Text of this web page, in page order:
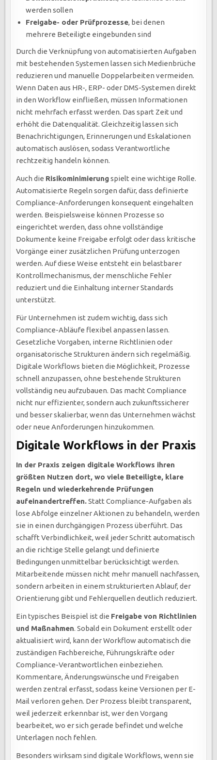
werden sollen
Freigabe- oder Prüfprozesse, bei denen
mehrere Beteiligte eingebunden sind
Durch die Verknüpfung von automatisierten Aufgaben
mit bestehenden Systemen lassen sich Medienbrüche
reduzieren und manuelle Doppelarbeiten vermeiden.
Wenn Daten aus HR-, ERP- oder DMS-Systemen direkt
in den Workflow einfließen, müssen Informationen
nicht mehrfach erfasst werden. Das spart Zeit und
erhöht die Datenqualität. Gleichzeitig lassen sich
Benachrichtigungen, Erinnerungen und Eskalationen
automatisch auslösen, sodass Verantwortliche
rechtzeitig handeln können.
Auch die Risikominimierungspielt eine wichtige Rolle.
Automatisierte Regeln sorgen dafür, dass definierte
Compliance-Anforderungen konsequent eingehalten
werden. Beispielsweise können Prozesse so
eingerichtet werden, dass ohne vollständige
Dokumente keine Freigabe erfolgt oder dass kritische
Vorgänge einer zusätzlichen Prüfung unterzogen
werden. Auf diese Weise entsteht ein belastbarer
Kontrollmechanismus, der menschliche Fehler
reduziert und die Einhaltung interner Standards
unterstützt.
Für Unternehmen ist zudem wichtig, dass sich
Compliance-Abläufe flexibel anpassen lassen.
Gesetzliche Vorgaben, interne Richtlinien oder
organisatorische Strukturen ändern sich regelmäßig.
Digitale Workflows bieten die Möglichkeit, Prozesse
schnell anzupassen, ohne bestehende Strukturen
vollständig neu aufzubauen. Das macht Compliance
nicht nur effizienter, sondern auch zukunftssicherer
und besser skalierbar, wenn das Unternehmen wächst
oder neue Anforderungen hinzukommen.
Digitale Workflows in der Praxis
In der Praxis zeigen digitale Workflows ihren
größten Nutzen dort, wo viele Beteiligte, klare
Regeln und wiederkehrende Prüfungen
aufeinandertreffen.Statt Compliance-Aufgaben als
lose Abfolge einzelner Aktionen zu behandeln, werden
sie in einen durchgängigen Prozess überführt. Das
schafft Verbindlichkeit, weil jeder Schritt automatisch
an die richtige Stelle gelangt und definierte
Bedingungen unmittelbar berücksichtigt werden.
Mitarbeitende müssen nicht mehr manuell nachfassen,
sondern arbeiten in einem strukturierten Ablauf, der
Orientierung gibt und Fehlerquellen deutlich reduziert.
Ein typisches Beispiel ist die Freigabe von Richtlinien
und Maßnahmen. Sobald ein Dokument erstellt oder
aktualisiert wird, kann der Workflow automatisch die
zuständigen Fachbereiche, Führungskräfte oder
Compliance-Verantwortlichen einbeziehen.
Kommentare, Änderungswünsche und Freigaben
werden zentral erfasst, sodass keine Versionen per E-
Mail verloren gehen. Der Prozess bleibt transparent,
weil jederzeit erkennbar ist, wer den Vorgang
bearbeitet, wo er sich gerade befindet und welche
Unterlagen noch fehlen.
Besonders wirksam sind digitale Workflows, wenn sie